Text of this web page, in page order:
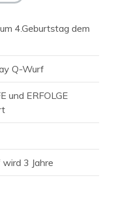
4.Geburtstag dem
Q-Wurf
und ERFOLGE
3 Jahre